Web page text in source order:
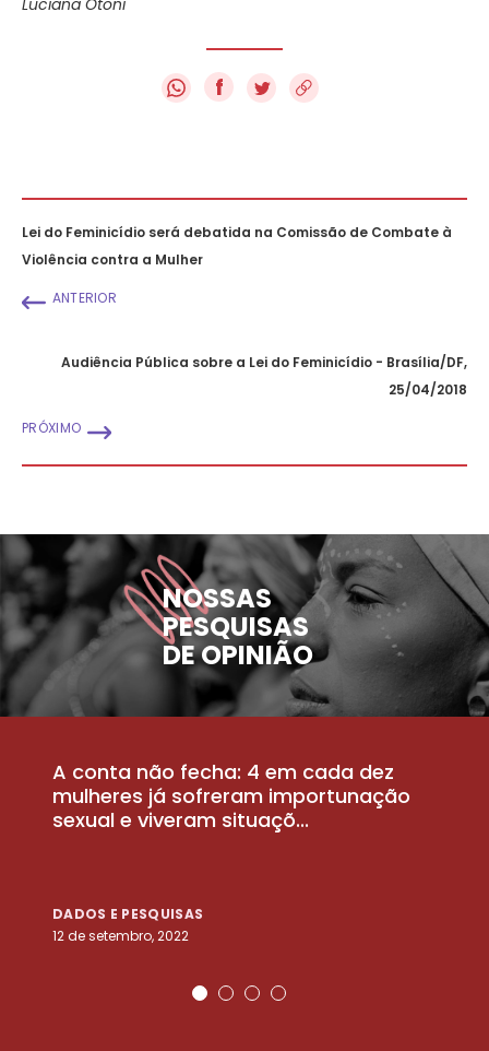
f
Lei do Feminicídio será debatida na Comissão de Combate à
Violência contra a Mulher
ANTERIOR
Audiência Pública sobre a Lei do Feminicídio - Brasília/DF,
25/04/2018
PRÓXIMO
NOSSAS
PESQUISAS
DE OPINIÃO
A conta não fecha: 4 em cada dez
mulheres já sofreram importunação
sexual e viveram situaçõ...
DADOS E PESQUISAS
12 de setembro, 2022